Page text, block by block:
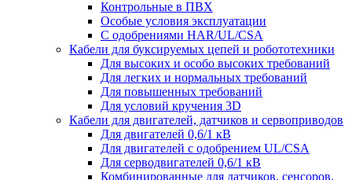
Контрольные в ПВХ
Особые условия эксплуатации
С одобрениями HAR/UL/CSA
Кабели для буксируемых цепей и робототехники
Для высоких и особо высоких требований
Для легких и нормальных требований
Для повышенных требований
Для условий кручения 3D
Кабели для двигателей, датчиков и сервоприводов
Для двигателей 0,6/1 кВ
Для двигателей с одобрением UL/CSA
Для серводвигателей 0,6/1 кВ
Комбинированные для датчиков, cенсоров,